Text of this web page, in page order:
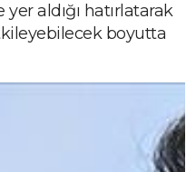
yer aldığı hatırlatarak
boyutta